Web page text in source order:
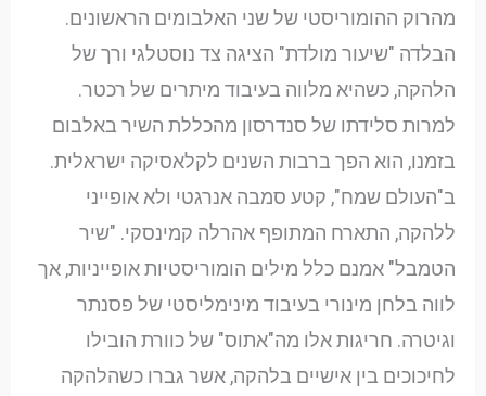
מהרוק ההומוריסטי של שני האלבומים הראשונים.
הבלדה "שיעור מולדת" הציגה צד נוסטלגי ורך של
הלהקה, כשהיא מלווה בעיבוד מיתרים של רכטר.
למרות סלידתו של סנדרסון מהכללת השיר באלבום
בזמנו, הוא הפך ברבות השנים לקלאסיקה ישראלית.
ב"העולם שמח", קטע סמבה אנרגטי ולא אופייני
ללהקה, התארח המתופף אהרלה קמינסקי. "שיר
הטמבל" אמנם כלל מילים הומוריסטיות אופייניות, אך
לווה בלחן מינורי בעיבוד מינימליסטי של פסנתר
וגיטרה. חריגות אלו מה"אתוס" של כוורת הובילו
לחיכוכים בין אישיים בלהקה, אשר גברו כשהלהקה